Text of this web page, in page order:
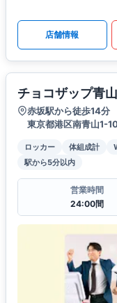
店舗情報
チョコザップ青
赤坂駅から徒歩14分
東京都港区南青山1-
ロッカー 体組成計
駅から5分以内
営業時間
24:00間